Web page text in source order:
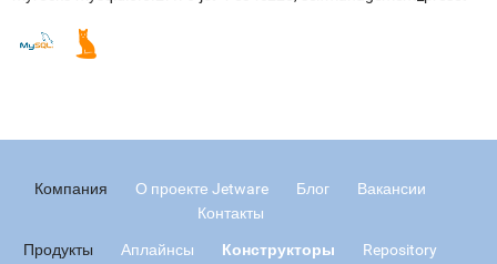
Компания О проекте Jetware Блог
Вакансии
Контакты
Продукты Аплайнсы Конструкторы
Repository